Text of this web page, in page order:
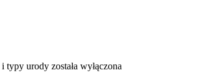
i typy urody została wyłączona